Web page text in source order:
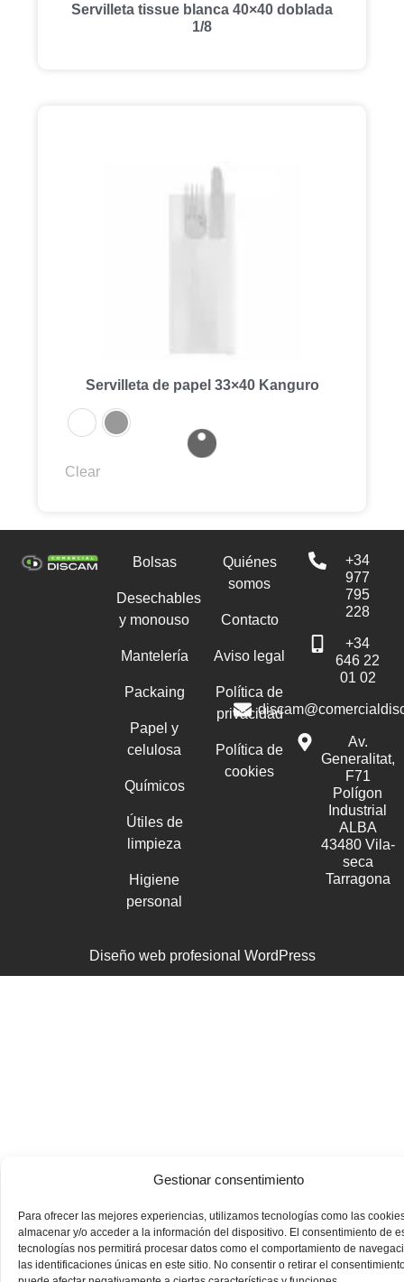
Gestionar consentimiento
Para ofrecer las mejores experiencias, utilizamos tecnologías como las
almacenar y/o acceder a la información del dispositivo. El consentimiento de
tecnologías nos permitirá procesar datos como el comportamiento de
las identificaciones únicas en este sitio. No consentir o retirar el
Servilleta tissue blanca 40×40 doblada
1/8
Servilleta de papel 33×40 Kanguro
Clear
Bolsas
Desechables
y monouso
Mantelería
Packaing
Papel y
celulosa
Químicos
Útiles de
limpieza
Higiene
personal
Quiénes
somos
Contacto
Aviso legal
Política de
privacidad
Política de
cookies
+34
977
795
228
+34
646 22
01 02
Av.
Generalitat,
F71
Polígon
Industrial
ALBA
43480 Vila-
seca
Tarragona
Diseño web profesional WordPress